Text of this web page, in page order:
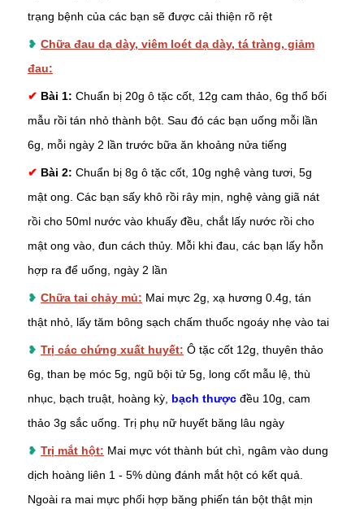
trạng bệnh của các bạn sẽ được cải thiện rõ rệt
❥ Chữa đau dạ dày, viêm loét dạ dày, tá tràng, giảm
đau:
✔ Bài 1: Chuẩn bị 20g ô tặc cốt, 12g cam thảo, 6g thổ bối
mẫu rồi tán nhỏ thành bột. Sau đó các bạn uống mỗi lần
6g, mỗi ngày 2 lần trước bữa ăn khoảng nửa tiếng
✔ Bài 2: Chuẩn bị 8g ô tặc cốt, 10g nghệ vàng tươi, 5g
mật ong. Các bạn sấy khô rồi rây mịn, nghệ vàng giã nát
rồi cho 50ml nước vào khuấy đều, chắt lấy nước rồi cho
mật ong vào, đun cách thủy. Mỗi khi đau, các bạn lấy hỗn
hợp ra để uống, ngày 2 lần
❥ Chữa tai chảy mủ: Mai mực 2g, xạ hương 0.4g, tán
thật nhỏ, lấy tăm bông sạch chấm thuốc ngoáy nhẹ vào tai
❥ Trị các chứng xuất huyết: Ô tặc cốt 12g, thuyên thảo
6g, than bẹ móc 5g, ngũ bội tử 5g, long cốt mẫu lệ, thù
nhục, bạch truật, hoàng kỳ, bạch thược đều 10g, cam
thảo 3g sắc uống. Trị phụ nữ huyết băng lâu ngày
❥ Trị mắt hột: Mai mực vót thành bút chì, ngâm vào dung
dịch hoàng liên 1 - 5% dùng đánh mắt hột có kết quả.
Ngoài ra mai mực phối hợp băng phiến tán bột thật mịn